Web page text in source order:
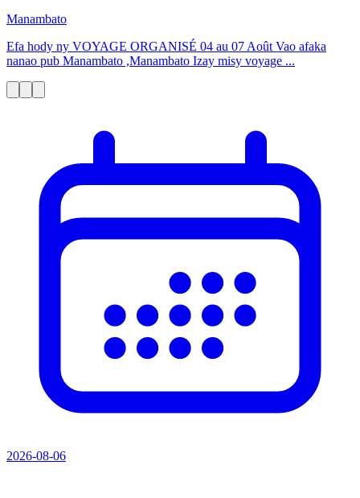
Manambato
Efa hody ny VOYAGE ORGANISÉ 04 au 07 Août Vao afaka
nanao pub Manambato ,Manambato Izay misy voyage ...
2026-08-06